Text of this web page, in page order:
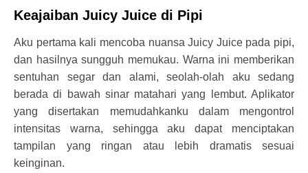
Keajaiban Juicy Juice di Pipi
Aku pertama kali mencoba nuansa Juicy Juice pada pipi,
dan hasilnya sungguh memukau. Warna ini memberikan
sentuhan segar dan alami, seolah-olah aku sedang
berada di bawah sinar matahari yang lembut. Aplikator
yang disertakan memudahkanku dalam mengontrol
intensitas warna, sehingga aku dapat menciptakan
tampilan yang ringan atau lebih dramatis sesuai
keinginan.